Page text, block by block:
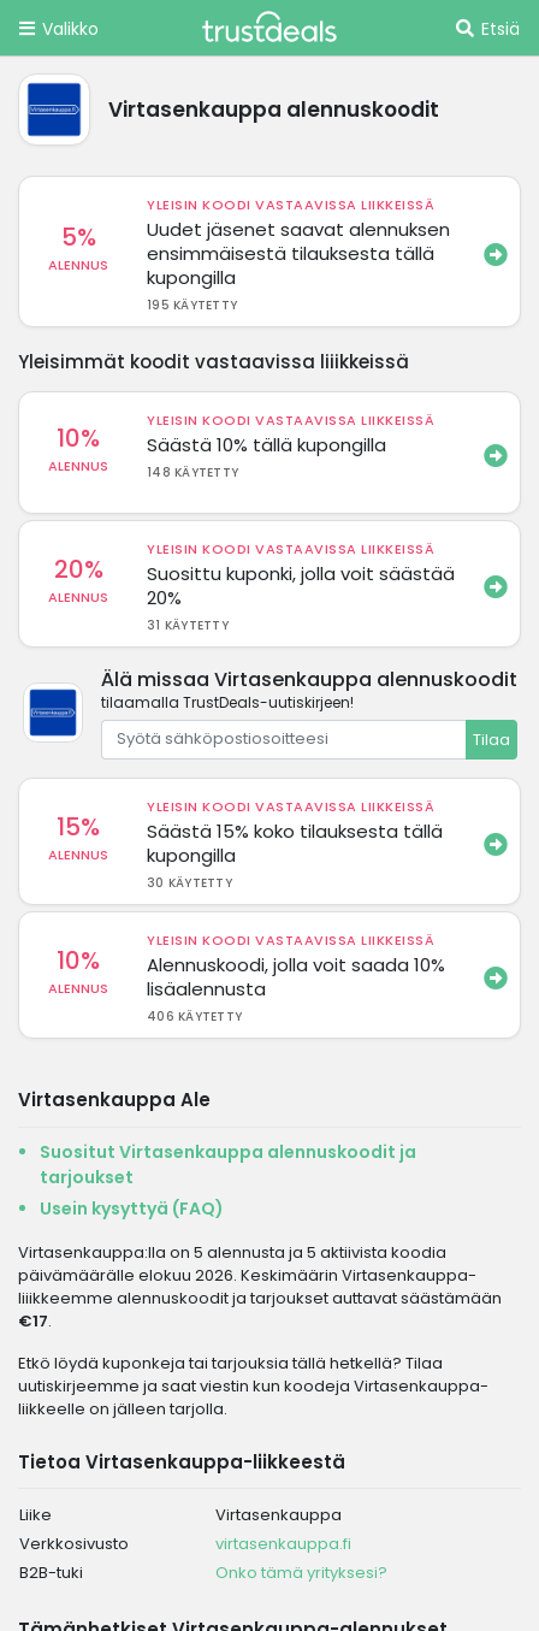
Valikko Etsiä
Virtasenkauppa alennuskoodit
5%
ALENNUS
YLEISIN KOODI VASTAAVISSA LIIKKEISSÄ
Uudet jäsenet saavat alennuksen
ensimmäisestä tilauksesta tällä
kupongilla
195 KÄYTETTY
Yleisimmät koodit vastaavissa liiikkeissä
10%
ALENNUS
YLEISIN KOODI VASTAAVISSA LIIKKEISSÄ
Säästä 10% tällä kupongilla
148 KÄYTETTY
20%
ALENNUS
YLEISIN KOODI VASTAAVISSA LIIKKEISSÄ
Suosittu kuponki, jolla voit säästää
20%
31 KÄYTETTY
Älä missaa Virtasenkauppa alennuskoodit
tilaamalla TrustDeals-uutiskirjeen!
Tilaa
15%
ALENNUS
YLEISIN KOODI VASTAAVISSA LIIKKEISSÄ
Säästä 15% koko tilauksesta tällä
kupongilla
30 KÄYTETTY
10%
ALENNUS
YLEISIN KOODI VASTAAVISSA LIIKKEISSÄ
Alennuskoodi, jolla voit saada 10%
lisäalennusta
406 KÄYTETTY
Virtasenkauppa Ale
Suositut Virtasenkauppa alennuskoodit ja
tarjoukset
Usein kysyttyä (FAQ)
Virtasenkauppa:lla on 5 alennusta ja 5 aktiivista koodia
päivämäärälle elokuu 2026. Keskimäärin Virtasenkauppa-
liiikkeemme alennuskoodit ja tarjoukset auttavat säästämään
€17.
Etkö löydä kuponkeja tai tarjouksia tällä hetkellä? Tilaa
uutiskirjeemme ja saat viestin kun koodeja Virtasenkauppa-
liikkeelle on jälleen tarjolla.
Tietoa Virtasenkauppa-liikkeestä
Liike
Virtasenkauppa
Verkkosivusto
virtasenkauppa.fi
B2B-tuki
Onko tämä yrityksesi?